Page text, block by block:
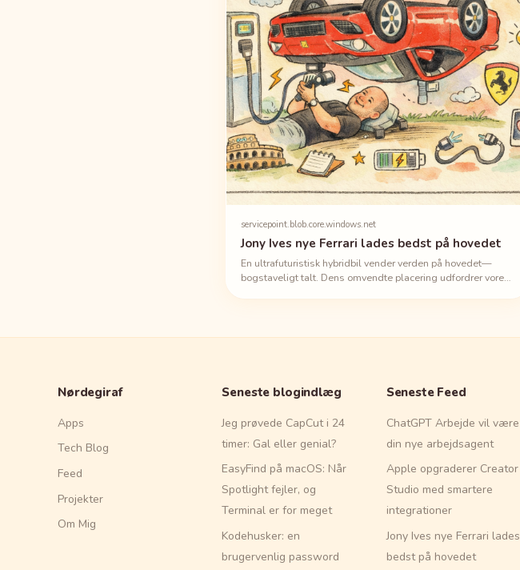
servicepoint.blob.core.windows.net
Jony Ives nye Ferrari lades bedst på hovedet
En ultrafuturistisk hybridbil vender verden på hovedet—
bogstaveligt talt. Dens omvendte placering udfordrer vores
Nørdegiraf
Apps
Tech Blog
Feed
Projekter
Om Mig
Seneste blogindlæg
Jeg prøvede CapCut i 24
timer: Gal eller genial?
EasyFind på macOS: Når
Spotlight fejler, og
Terminal er for meget
Kodehusker: en
brugervenlig password
Seneste Feed
ChatGPT Arbejde vil være
din nye arbejdsagent
Apple opgraderer Creator
Studio med smartere
integrationer
Jony Ives nye Ferrari lades
bedst på hovedet